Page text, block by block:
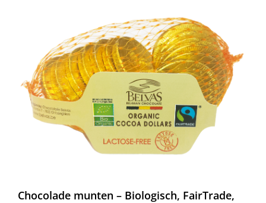
Chocolade munten – Biologisch, FairTrade,